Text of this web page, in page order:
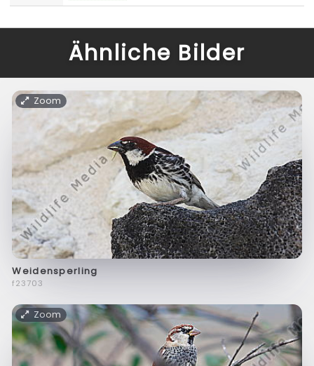
Ähnliche Bilder
Zoom
Weidensperling
f23703
Zoom